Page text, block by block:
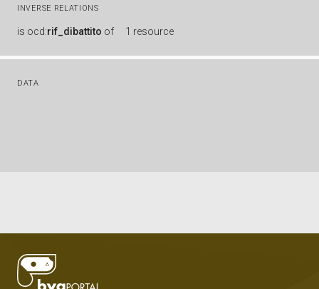
INVERSE RELATIONS
is ocd:rif_dibattito of 1 resource
DATA